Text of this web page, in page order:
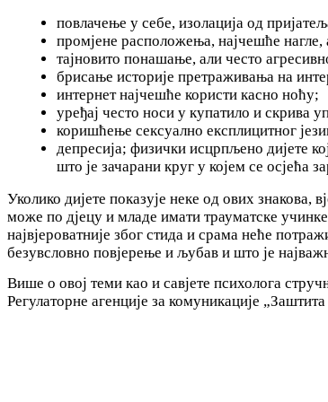
повлачење у себе, изолација од
промјене расположења, најчешће нагле,
тајновито понашање, али често
брисање историје претраживања на
интернет најчешће користи касно ноћу;
уређај често носи у купатило и скрива
коришћење сексуално експлицитног
депресија; физички исцрпљено дијете
што је зачарани круг у којем се осјећа
Уколико дијете показује неке од ових
може по дјецу и младе имати трауматске
највјероватније због стида и срама неће
безувсловно повјерење и љубав и што је
Више о овој теми као и савјете психолога
Регулаторне агенције за комуникације